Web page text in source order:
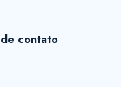
contato